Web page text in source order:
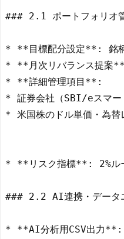
### 2.1 ポートフォリオ
* **目標配分設定**: 銘柄
* **月次リバランス提案**:
* **詳細管理項目**:
* 証券会社（SBI/eスマー
* 米国株のドル単価・為替
* **リスク指標**: 2%ルー
### 2.2 AI連携・データエ
* **AI分析用CSV出力**: